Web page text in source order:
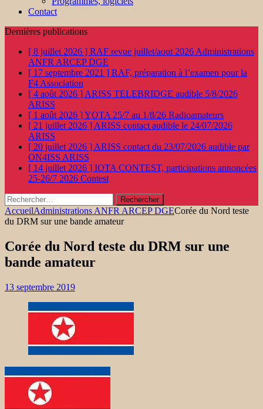
Contact
Dernières publications
[ 8 juillet 2026 ] RAF revue juillet/aout 2026 Administrations
ANFR ARCEP DGE
[ 17 septembre 2021 ] RAF, préparation à l’examen pour la
F4 Association
[ 4 août 2026 ] ARISS TELEBRIDGE audible 5/8/2026
ARISS
[ 1 août 2026 ]YOTA 25/7 au 1/8/26 Radioamateurs
[ 21 juillet 2026 ] ARISS contact audible le 24/07/2026
ARISS
[ 20 juillet 2026 ] ARISS contact du 23/07/2026 audible par
ON4ISS ARISS
[ 14 juillet 2026 ] IOTA CONTEST, participations annoncées
25-26/7 2026 Contest
Rechercher :
AccueilAdministrations ANFR ARCEP DGECorée du Nord teste
du DRM sur une bande amateur
Corée du Nord teste du DRM sur une
bande amateur
13 septembre 2019